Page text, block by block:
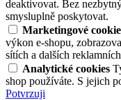
deaktivovat. Bez
smysluplně poskytovat.
Marketingové
výkon e-shopu,
sítích a dalších
Analytické cookies
shop používáte. S jejich
Potvrzuji